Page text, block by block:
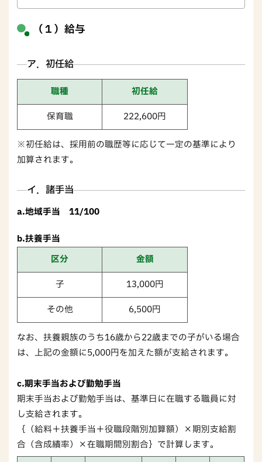
（１）給与
ア．初任給
職種 初任給
保育職 222,600円
※初任給は、採用前の職歴等に応じて一定の基準により
加算されます。
イ．諸手当
a.地域手当 11/100
b.扶養手当
区分
金額
子 13,000円
その他 6,500円
なお、扶養親族のうち16歳から22歳までの子がいる場合
は、上記の金額に5,000円を加えた額が支給されます。
c.期末手当および勤勉手当
期末手当および勤勉手当は、基準日に在職する職員に対
し支給されます。
｛（給料＋扶養手当＋役職段階別加算額）×期別支給割
合（含成績率）×在職期間別割合｝で計算します。